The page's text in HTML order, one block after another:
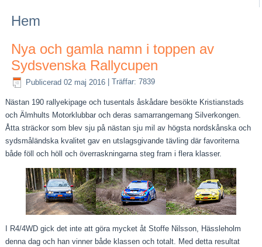
Hem
Nya och gamla namn i toppen av
Sydsvenska Rallycupen
Publicerad 02 maj 2016 |Träffar: 7839
Nästan 190 rallyekipage och tusentals åskådare besökte Kristianstads
och Älmhults Motorklubbar och deras samarrangemang Silverkongen.
Åtta sträckor som blev sju på nästan sju mil av högsta nordskånska och
sydsmåländska kvalitet gav en utslagsgivande tävling där favoriterna
både föll och höll och överraskningarna steg fram i flera klasser.
I R4/4WD gick det inte att göra mycket åt Stoffe Nilsson, Hässleholm
denna dag och han vinner både klassen och totalt. Med detta resultat